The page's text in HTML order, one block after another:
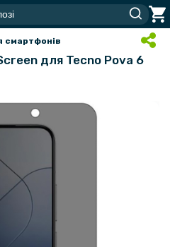
смартфонів
для Tecno Pova 6